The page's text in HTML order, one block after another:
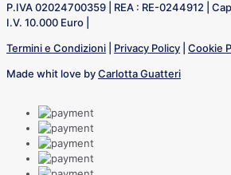
P.IVA 02024700359 | REA : RE-0244912 |
I.V. 10.000 Euro |
Termini e Condizioni
Privacy Policy
Cookie
Made whit love byCarlotta Guatteri